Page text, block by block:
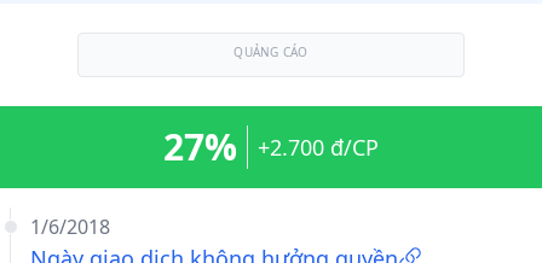
QUẢNG CÁO
1/6/2018
27% +2.700 đ/CP